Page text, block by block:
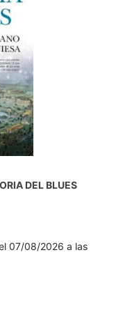
DEL BLUES
07/08/2026 a las